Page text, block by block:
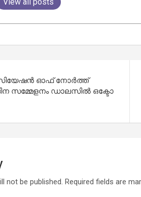
ഓഫ് നോർത്ത്
സമ്മേളനം ഡാലസിൽ ഒക്ടോ
not be published. Required fields are